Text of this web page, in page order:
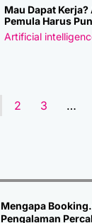
Mau Dapat
Pemula Harus
Artificial
2 3 …
Mengapa
Pengalaman